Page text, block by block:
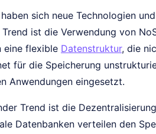
sich neue Technologien
ist die Verwendung von
eine flexible Datenstruktur, die
für die Speicherung
Anwendungen eingesetzt.
Trend ist die
Datenbanken verteilen den